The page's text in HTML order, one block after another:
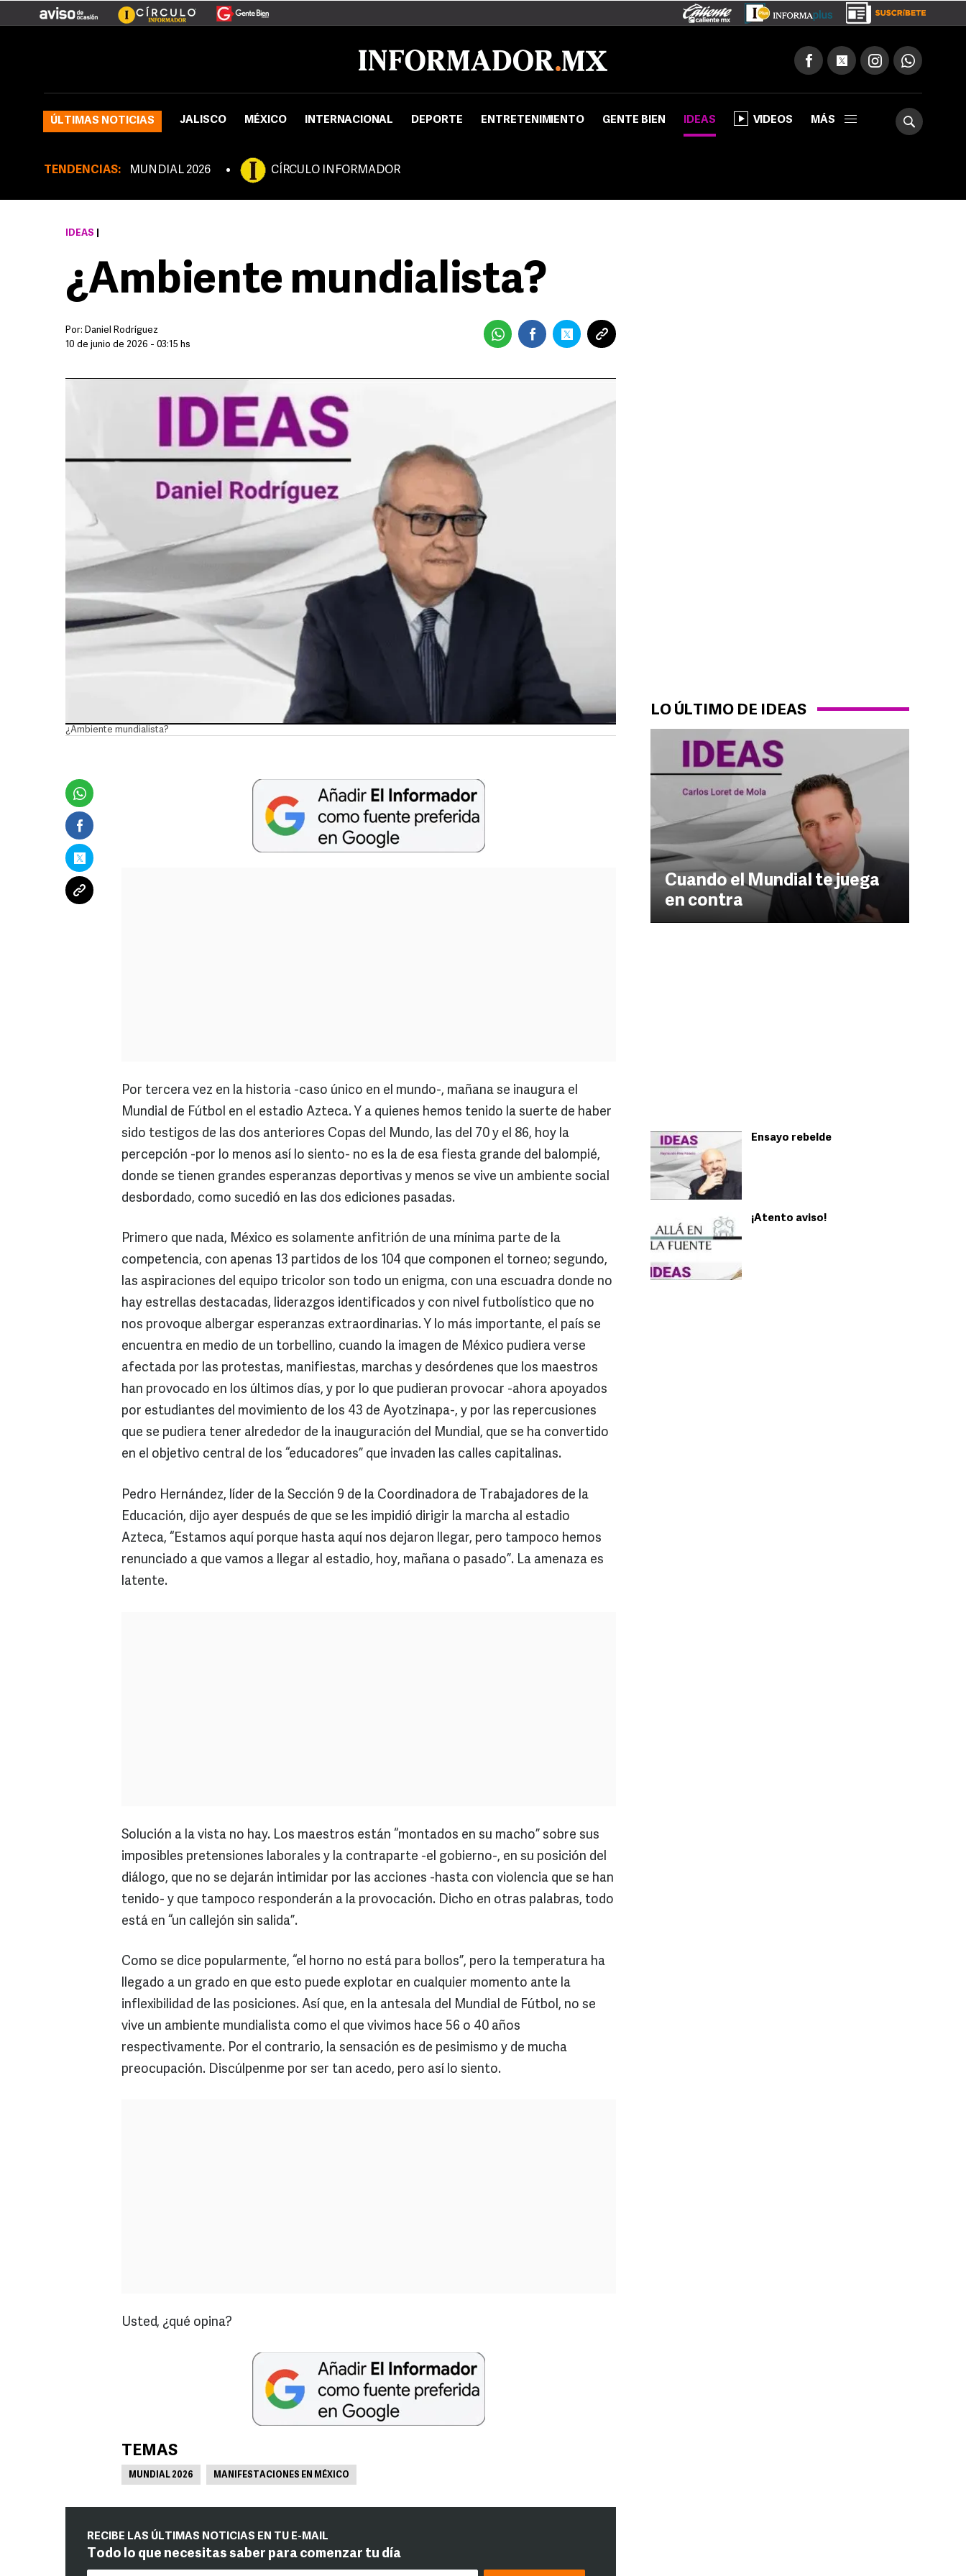
ÚLTIMAS NOTICIAS JALISCO MÉXICO INTERNACIONAL DEPORTE ENTRETENIMIENTO GENTE BIEN IDEAS VIDEOS MÁS
TENDENCIAS: MUNDIAL 2026 CÍRCULO INFORMADOR
LO ÚLTIMO DE IDEAS
Cuando el Mundial te juega
en contra
Ensayo rebelde
¡Atento aviso!
IDEAS
¿Ambiente mundialista?
Por: Daniel Rodríguez
10 de junio de 2026 - 03:15 hs
¿Ambiente mundialista?
Por tercera vez en la historia -caso único en el mundo-, mañana se inaugura el
Mundial de Fútbol en el estadio Azteca. Y a quienes hemos tenido la suerte de haber
sido testigos de las dos anteriores Copas del Mundo, las del 70 y el 86, hoy la
percepción -por lo menos así lo siento- no es la de esa fiesta grande del balompié,
donde se tienen grandes esperanzas deportivas y menos se vive un ambiente social
desbordado, como sucedió en las dos ediciones pasadas.
Primero que nada, México es solamente anfitrión de una mínima parte de la
competencia, con apenas 13 partidos de los 104 que componen el torneo; segundo,
las aspiraciones del equipo tricolor son todo un enigma, con una escuadra donde no
hay estrellas destacadas, liderazgos identificados y con nivel futbolístico que no
nos provoque albergar esperanzas extraordinarias. Y lo más importante, el país se
encuentra en medio de un torbellino, cuando la imagen de México pudiera verse
afectada por las protestas, manifiestas, marchas y desórdenes que los maestros
han provocado en los últimos días, y por lo que pudieran provocar -ahora apoyados
por estudiantes del movimiento de los 43 de Ayotzinapa-, y por las repercusiones
que se pudiera tener alrededor de la inauguración del Mundial, que se ha convertido
en el objetivo central de los “educadores” que invaden las calles capitalinas.
Pedro Hernández, líder de la Sección 9 de la Coordinadora de Trabajadores de la
Educación, dijo ayer después de que se les impidió dirigir la marcha al estadio
Azteca, “Estamos aquí porque hasta aquí nos dejaron llegar, pero tampoco hemos
renunciado a que vamos a llegar al estadio, hoy, mañana o pasado”. La amenaza es
latente.
Solución a la vista no hay. Los maestros están “montados en su macho” sobre sus
imposibles pretensiones laborales y la contraparte -el gobierno-, en su posición del
diálogo, que no se dejarán intimidar por las acciones -hasta con violencia que se han
tenido- y que tampoco responderán a la provocación. Dicho en otras palabras, todo
está en “un callejón sin salida”.
Como se dice popularmente, “el horno no está para bollos”, pero la temperatura ha
llegado a un grado en que esto puede explotar en cualquier momento ante la
inflexibilidad de las posiciones. Así que, en la antesala del Mundial de Fútbol, no se
vive un ambiente mundialista como el que vivimos hace 56 o 40 años
respectivamente. Por el contrario, la sensación es de pesimismo y de mucha
preocupación. Discúlpenme por ser tan acedo, pero así lo siento.
Usted, ¿qué opina?
TEMAS
MUNDIAL 2026 MANIFESTACIONES EN MÉXICO
RECIBE LAS ÚLTIMAS NOTICIAS EN TU E-MAIL
Todo lo que necesitas saber para comenzar tu día